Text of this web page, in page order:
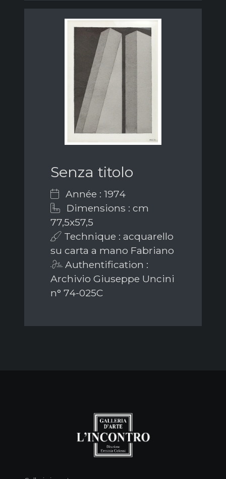
Senza titolo
Année : 1974
Dimensions : cm
77,5x57,5
Technique : acquarello
su carta a mano Fabriano
Authentification :
Archivio Giuseppe Uncini
n° 74-025C